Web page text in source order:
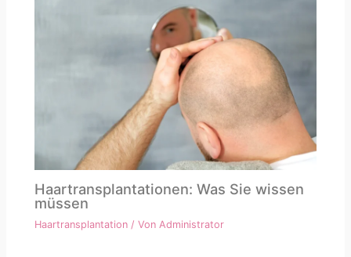
Haartransplantationen: Was Sie wissen
müssen
Haartransplantation / Von Administrator